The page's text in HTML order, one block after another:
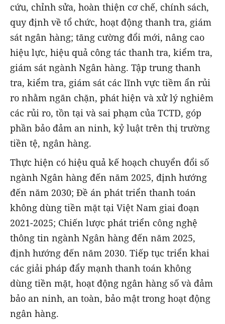
cứu, chỉnh sửa, hoàn thiện cơ chế, chính sách,
quy định về tổ chức, hoạt động thanh tra, giám
sát ngân hàng; tăng cường đổi mới, nâng cao
hiệu lực, hiệu quả công tác thanh tra, kiểm tra,
giám sát ngành Ngân hàng. Tập trung thanh
tra, kiểm tra, giám sát các lĩnh vực tiềm ẩn rủi
ro nhằm ngăn chặn, phát hiện và xử lý nghiêm
các rủi ro, tồn tại và sai phạm của TCTD, góp
phần bảo đảm an ninh, kỷ luật trên thị trường
tiền tệ, ngân hàng.
Thực hiện có hiệu quả kế hoạch chuyển đổi số
ngành Ngân hàng đến năm 2025, định hướng
đến năm 2030; Đề án phát triển thanh toán
không dùng tiền mặt tại Việt Nam giai đoạn
2021-2025; Chiến lược phát triển công nghệ
thông tin ngành Ngân hàng đến năm 2025,
định hướng đến năm 2030. Tiếp tục triển khai
các giải pháp đẩy mạnh thanh toán không
dùng tiền mặt, hoạt động ngân hàng số và đảm
bảo an ninh, an toàn, bảo mật trong hoạt động
ngân hàng.